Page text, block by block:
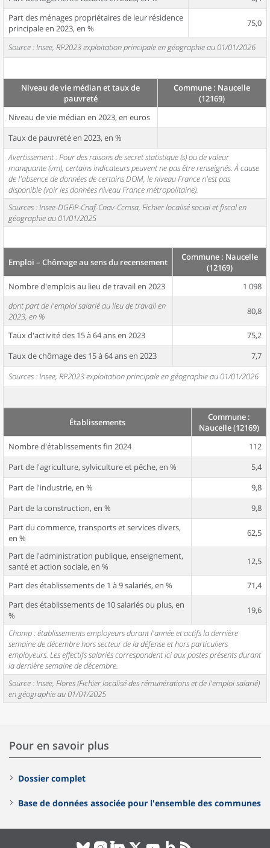
Part des ménages propriétaires de leur résidence
principale en 2023, en %
75,0
Source : Insee, RP2023 exploitation principale en géographie au 01/01/2026
Niveau de vie médian et taux de
pauvreté
Commune : Naucelle
(12169)
Niveau de vie médian en 2023, en euros
Taux de pauvreté en 2023, en %
Avertissement : Pour des raisons de secret statistique (s) ou de valeur
manquante (vm), certains indicateurs peuvent ne pas être renseignés. À cause
de l'absence de données de certains DOM, le niveau France n'est pas
disponible (voir les données niveau France métropolitaine).
Sources : Insee-DGFiP-Cnaf-Cnav-Ccmsa, Fichier localisé social et fiscal en
géographie au 01/01/2025
Emploi – Chômage au sens du recensement
Commune : Naucelle
(12169)
Nombre d'emplois au lieu de travail en 2023
1 098
dont part de l'emploi salarié au lieu de travail en
2023, en %
80,8
Taux d'activité des 15 à 64 ans en 2023
75,2
Taux de chômage des 15 à 64 ans en 2023
7,7
Sources : Insee, RP2023 exploitation principale en géographie au 01/01/2026
Établissements
Commune :
Naucelle (12169)
Nombre d'établissements fin 2024
112
Part de l'agriculture, sylviculture et pêche, en %
5,4
Part de l'industrie, en %
9,8
Part de la construction, en %
9,8
Part du commerce, transports et services divers,
en %
62,5
Part de l'administration publique, enseignement,
santé et action sociale, en %
12,5
Part des établissements de 1 à 9 salariés, en %
71,4
Part des établissements de 10 salariés ou plus, en
%
19,6
Champ : établissements employeurs durant l'année et actifs la dernière
semaine de décembre hors secteur de la défense et hors particuliers
employeurs. Les effectifs salariés correspondent ici aux postes présents durant
la dernière semaine de décembre.
Source : Insee, Flores (Fichier localisé des rémunérations et de l'emploi salarié)
en géographie au 01/01/2025
Pour en savoir plus
Dossier complet
Base de données associée pour l'ensemble des communes